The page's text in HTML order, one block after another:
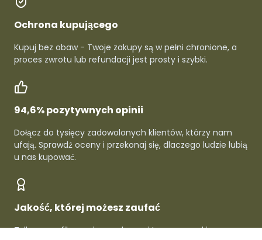
Ochrona kupującego
Kupuj bez obaw - Twoje zakupy są w pełni chronione, a
proces zwrotu lub refundacji jest prosty i szybki.
94,6% pozytywnych opinii
Dołącz do tysięcy zadowolonych klientów, którzy nam
ufają. Sprawdź oceny i przekonaj się, dlaczego ludzie lubią
u nas kupować.
Jakość, której możesz zaufać
Tylko zweryfikowani sprzedawcy i topowe marki -